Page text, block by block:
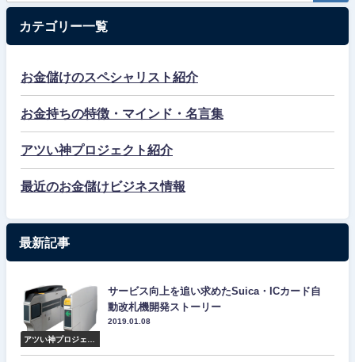
カテゴリー一覧
お金儲けのスペシャリスト紹介
お金持ちの特徴・マインド・名言集
アツい神プロジェクト紹介
最近のお金儲けビジネス情報
最新記事
アツい神プロジェク
サービス向上を追い求めたSuica・ICカード自
動改札機開発ストーリー
2019.01.08